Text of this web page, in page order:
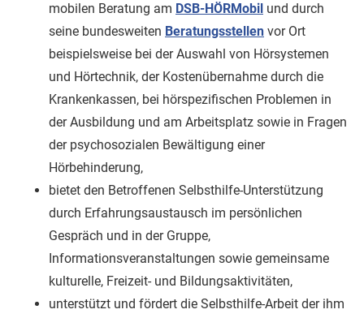
mobilen Beratung am DSB-HÖRMobil und durch
seine bundesweiten Beratungsstellen vor Ort
beispielsweise bei der Auswahl von Hörsystemen
und Hörtechnik, der Kostenübernahme durch die
Krankenkassen, bei hörspezifischen Problemen in
der Ausbildung und am Arbeitsplatz sowie in Fragen
der psychosozialen Bewältigung einer
Hörbehinderung,
bietet den Betroffenen Selbsthilfe-Unterstützung
durch Erfahrungsaustausch im persönlichen
Gespräch und in der Gruppe,
Informationsveranstaltungen sowie gemeinsame
kulturelle, Freizeit- und Bildungsaktivitäten,
unterstützt und fördert die Selbsthilfe-Arbeit der ihm